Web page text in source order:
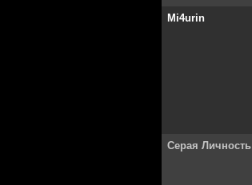
Mi4urin
Серая Личность